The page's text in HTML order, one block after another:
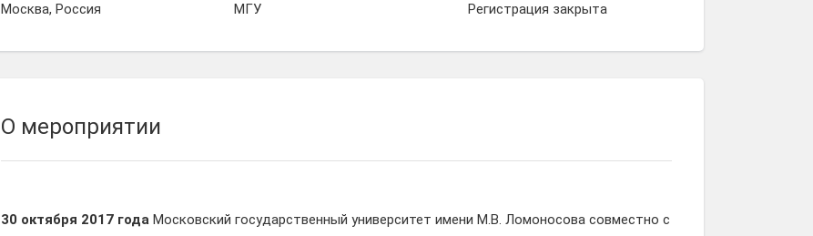
Москва, Россия
МГУ
Регистрация закрыта
О мероприятии
30 октября 2017 года Московский государственный университет имени М.В. Ломоносова совместно с